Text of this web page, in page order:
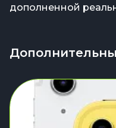
дополненной